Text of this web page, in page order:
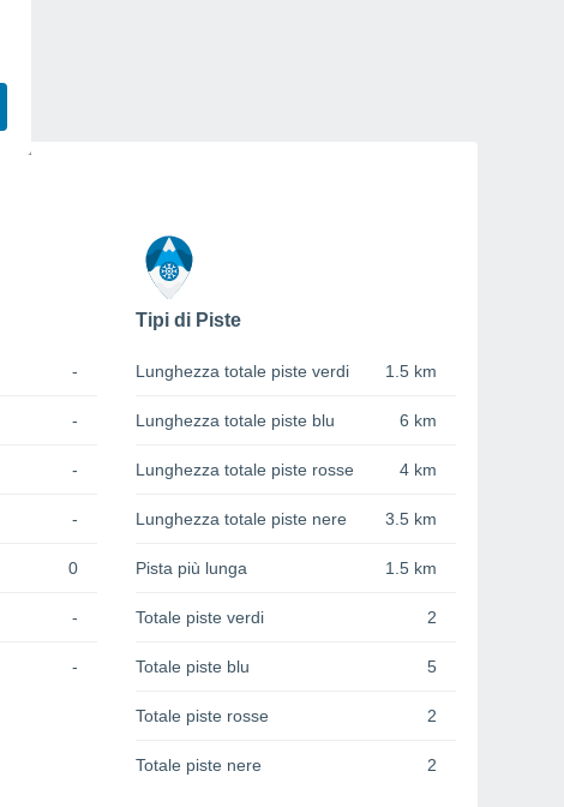
-
-
-
-
0
-
-
Tipi di Piste
Lunghezza totale piste verdi 1.5 km
Lunghezza totale piste blu 6 km
Lunghezza totale piste rosse 4 km
Lunghezza totale piste nere 3.5 km
Pista più lunga 1.5 km
Totale piste verdi 2
Totale piste blu 5
Totale piste rosse 2
Totale piste nere 2